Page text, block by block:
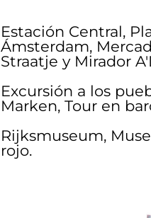
Estación Central,
Ámsterdam,
Straatje y Mirador
Excursión a los
Marken, Tour en
Rijksmuseum,
rojo.